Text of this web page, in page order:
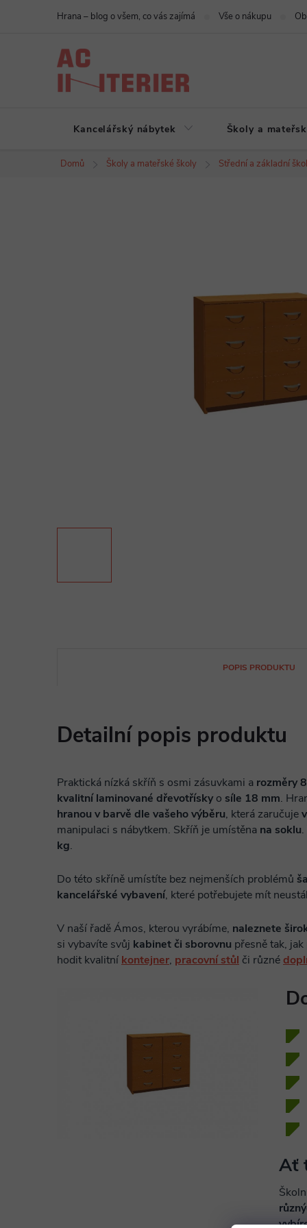
Hrana – blog o všem, co vás zajímá Vše o nákupu
Kancelářský nábytek Školy a
Domů Školy a mateřské školy Střední a základní
POPIS PRODUKTU
Detailní popis produktu
Praktická nízká skříň s osmi zásuvkami a rozměry
kvalitní laminované dřevotřísky o síle 18 mm.
hranou v barvě dle vašeho výběru, která zaručuje
manipulaci s nábytkem. Skříň je umístěna na soklu
kg.
Do této skříně umístíte bez nejmenších problémů
kancelářské vybavení, které potřebujete mít
V naší řadě Ámos, kterou vyrábíme, naleznete
si vybavíte svůj kabinet či sborovnu přesně tak,
hodit kvalitní kontejner, pracovní stůl či různé
Ať